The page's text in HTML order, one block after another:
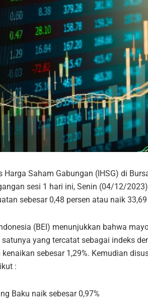
Harga Saham Gabungan (IHSG) di
sesi 1 hari ini, Senin (04/12/
sebesar 0,48 persen atau naik
(BEI) menunjukkan bahwa
yang tercatat sebagai indeks
sebesar 1,29%. Kemudian
:
Baku naik sebesar 0,97%